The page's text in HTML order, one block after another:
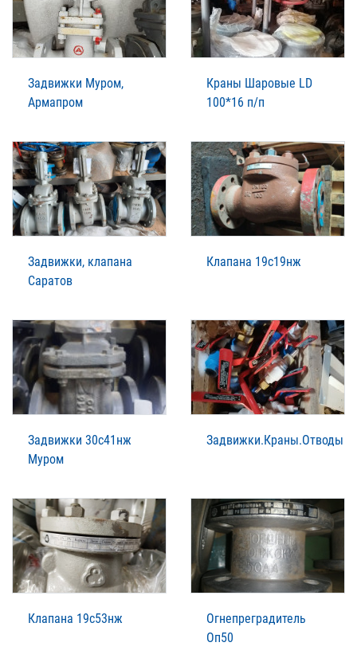
Задвижки Муром,
Армапром
Краны Шаровые LD
100*16 п/п
Задвижки, клапана
Саратов
Клапана 19с19нж
Задвижки 30с41нж
Муром
Задвижки.Краны.Отводы
Клапана 19с53нж
Огнепреградитель
Оп50